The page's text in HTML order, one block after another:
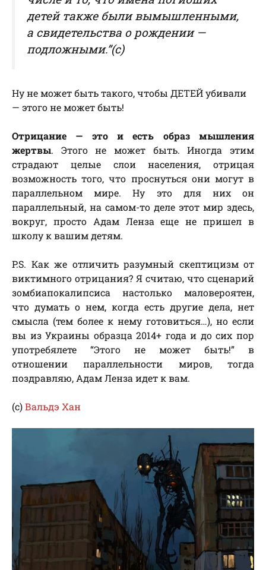
детей также были вымышленными,
а свидетельства о рождении —
подложными.”(с)
Ну не может быть такого, чтобы ДЕТЕЙ убивали
— этого не может быть!
Отрицание — это и есть образ мышления
жертвы. Этого не может быть. Иногда этим
страдают целые слои населения, отрицая
возможность того, что проснуться они могут в
параллельном мире. Ну это для них он
параллельный, на самом-то деле этот мир здесь,
вокруг, просто Адам Ленза еще не пришел в
школу к вашим детям.
P.S. Как же отличить разумный скептицизм от
виктимного отрицания? Я считаю, что сценарий
зомбиапокалипсиса настолько маловероятен,
что думать о нем, когда есть другие дела, нет
смысла (тем более к нему готовиться…), но если
вы из Украины образца 2014+ года и до сих пор
употребялете “Этого не может быть!” в
отношении параллельности миров, тогда
поздравляю, Адам Ленза идет к вам.
(с)Вальдэ Хан